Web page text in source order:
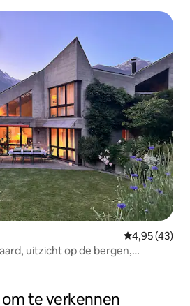
Gemiddelde
4,95 (43)
uitzicht op de bergen,
te verkennen